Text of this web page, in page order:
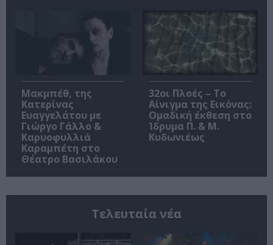
Μακμπέθ, της
Κατερίνας
Ευαγγελάτου με
Γιώργο Γάλλο &
Καρυοφυλλιά
Καραμπέτη στο
Θέατρο Βασιλάκου
32οι Πλοές – Το
Αίνιγμα της Εικόνας:
Ομαδική έκθεση στο
Ίδρυμα Π. & Μ.
Κυδωνιέως
Τελευταία νέα